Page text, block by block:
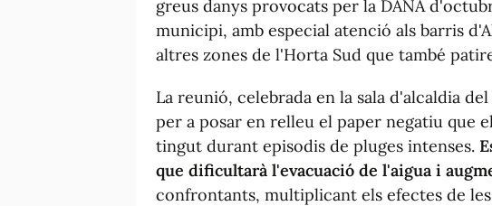
greus danys provocats per la DANA
municipi, amb especial atenció als barris
altres zones de l'Horta Sud que també
La reunió, celebrada en la sala d'alcaldia
per a posar en relleu el paper negatiu que
tingut durant episodis de pluges intenses.
que dificultarà l'evacuació de l'aigua i
confrontants, multiplicant els efectes de